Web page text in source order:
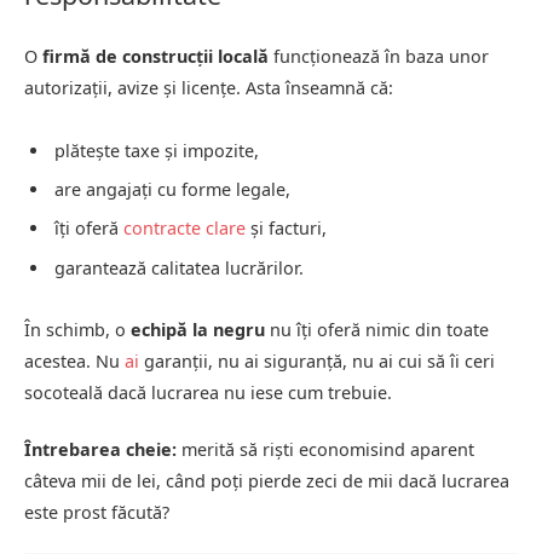
O firmă de construcții locală funcționează în baza unor
autorizații, avize și licențe. Asta înseamnă că:
plătește taxe și impozite,
are angajați cu forme legale,
îți oferă contracte clare și facturi,
garantează calitatea lucrărilor.
În schimb, o echipă la negru nu îți oferă nimic din toate
acestea. Nu ai garanții, nu ai siguranță, nu ai cui să îi ceri
socoteală dacă lucrarea nu iese cum trebuie.
Întrebarea cheie: merită să riști economisind aparent
câteva mii de lei, când poți pierde zeci de mii dacă lucrarea
este prost făcută?